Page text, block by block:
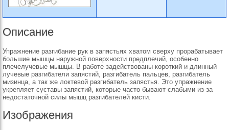
Описание
Упражнение разгибание рук в запястьях хватом сверху прорабатывает
большие мышцы наружной поверхности предплечий, особенно
плечелучевые мышцы. В работе задействованы короткий и длинный
лучевые разгибатели запястий, разгибатель пальцев, разгибатель
мизинца, а так же локтевой разгибатель запястья. Это упражнение
укрепляет суставы запястий, которые часто бывают слабыми из-за
недостаточной силы мышц разгибателей кисти.
Изображения